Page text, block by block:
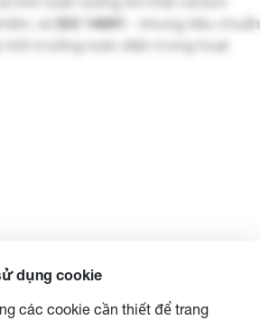
dụng cookie
các cookie cần thiết để trang
và ISO 14001
– khung tiêu chuẩn
môi trường toàn diện trong hoạt